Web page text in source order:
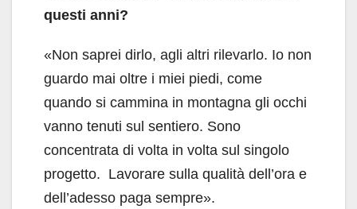
questi anni?
«Non saprei dirlo, agli altri rilevarlo. Io non
guardo mai oltre i miei piedi, come
quando si cammina in montagna gli occhi
vanno tenuti sul sentiero. Sono
concentrata di volta in volta sul singolo
progetto. Lavorare sulla qualità dell’ora e
dell’adesso paga sempre».